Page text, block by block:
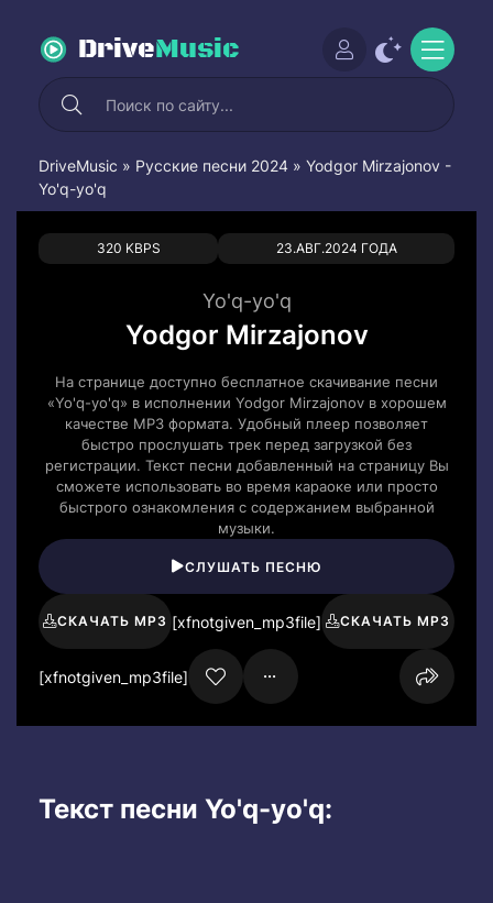
DriveMusic
DriveMusic » Русские песни 2024 » Yodgor Mirzajonov -
Yo'q-yo'q
320 KBPS 23.АВГ.2024 ГОДА
0 0
Yo'q-yo'q
Yodgor Mirzajonov
На странице доступно бесплатное скачивание песни
«Yo'q-yo'q» в исполнении Yodgor Mirzajonov в хорошем
качестве MP3 формата. Удобный плеер позволяет
быстро прослушать трек перед загрузкой без
регистрации. Текст песни добавленный на страницу Вы
сможете использовать во время караоке или просто
быстрого ознакомления с содержанием выбранной
музыки.
СЛУШАТЬ ПЕСНЮ
СКАЧАТЬ MP3 [xfnotgiven_mp3file] СКАЧАТЬ MP3
[xfnotgiven_mp3file]
Текст песни Yo'q-yo'q: